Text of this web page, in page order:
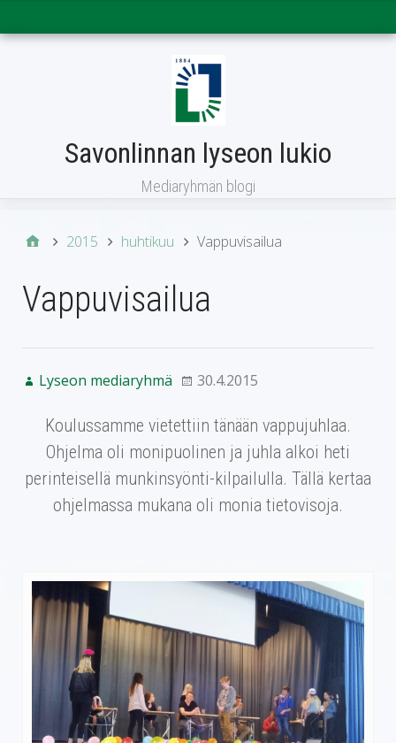
Savonlinnan lyseon lukio
Mediaryhmän blogi
2015 huhtikuu Vappuvisailua
Vappuvisailua
Lyseon mediaryhmä 30.4.2015
Koulussamme vietettiin tänään vappujuhlaa.
Ohjelma oli monipuolinen ja juhla alkoi heti
perinteisellä munkinsyönti-kilpailulla. Tällä kertaa
ohjelmassa mukana oli monia tietovisoja.